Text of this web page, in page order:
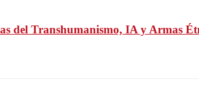
del Transhumanismo, IA y Armas